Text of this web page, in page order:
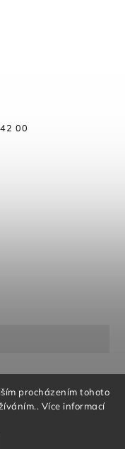
procházením tohoto
Více informací
00